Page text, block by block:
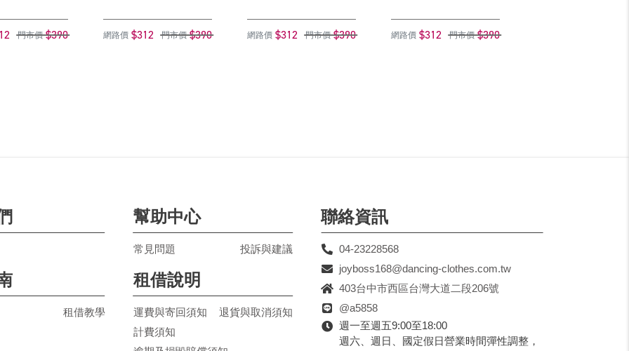
門市價 $390 網路價 $312 門市價 $390 網路價 $312 門市價 $390 網路價 $312 門市價 $390
租借教學
幫助中心
常見問題 投訴與建議
租借說明
運費與寄回須知
退貨與取消須知
計費須知
聯絡資訊
04-23228568
joyboss168@dancing-clothes.com.tw
403台中市西區台灣大道二段206號
@a5858
週一至週五9:00至18:00
週六、週日、國定假日營業時間彈性調整，